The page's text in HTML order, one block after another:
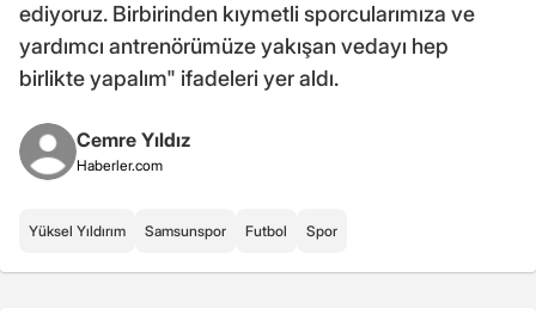
ediyoruz. Birbirinden kıymetli sporcularımıza ve
yardımcı antrenörümüze yakışan vedayı hep
birlikte yapalım" ifadeleri yer aldı.
Cemre Yıldız
Haberler.com
Yüksel Yıldırım Samsunspor Futbol Spor